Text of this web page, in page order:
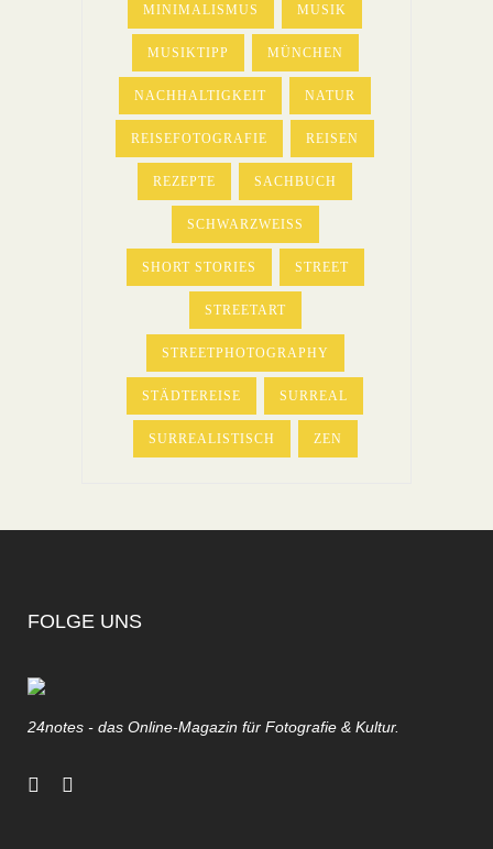
MINIMALISMUS MUSIK
MUSIKTIPP MÜNCHEN
NACHHALTIGKEIT NATUR
REISEFOTOGRAFIE REISEN
REZEPTE SACHBUCH
SCHWARZWEISS
SHORT STORIES STREET
STREETART
STREETPHOTOGRAPHY
STÄDTEREISE SURREAL
SURREALISTISCH ZEN
FOLGE UNS
24notes - das Online-Magazin für Fotografie & Kultur.